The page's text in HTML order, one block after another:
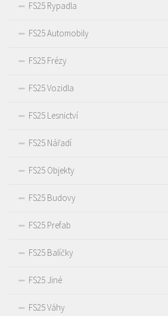
FS25 Rypadla
FS25 Automobily
FS25 Frézy
FS25 Vozidla
FS25 Lesnictví
FS25 Nářadí
FS25 Objekty
FS25 Budovy
FS25 Prefab
FS25 Balíčky
FS25 Jiné
FS25 Váhy